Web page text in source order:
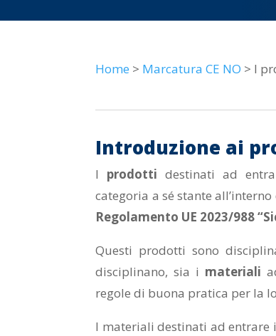
Home > Marcatura CE NO > I
Introduzione ai
I prodotti destinati ad
categoria a sé stante
Regolamento UE 2023/988
Questi prodotti sono
disciplinano, sia i materiali
regole di buona pratica per la
I materiali destinati ad entrare